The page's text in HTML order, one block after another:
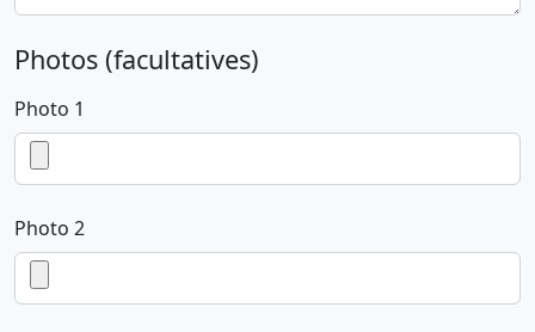
Photos (facultatives)
Photo 1
Photo 2